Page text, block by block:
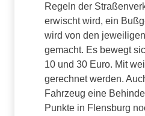
Regeln der
erwischt wird, ein
wird von den
gemacht. Es bewegt
10 und 30 Euro. Mit
gerechnet werden.
Fahrzeug eine
Punkte in Flensburg